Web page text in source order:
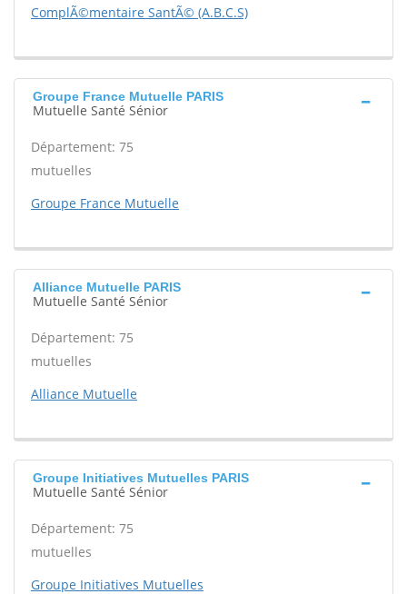
ComplÃ©mentaire SantÃ© (A.B.C.S)
Groupe France Mutuelle PARIS
Mutuelle Santé Sénior
Département: 75
mutuelles
Groupe France Mutuelle
Alliance Mutuelle PARIS
Mutuelle Santé Sénior
Département: 75
mutuelles
Alliance Mutuelle
Groupe Initiatives Mutuelles PARIS
Mutuelle Santé Sénior
Département: 75
mutuelles
Groupe Initiatives Mutuelles